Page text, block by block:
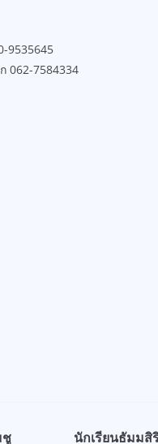
9535645
062-7584334
ชู
นักเรียนธัมมสิ